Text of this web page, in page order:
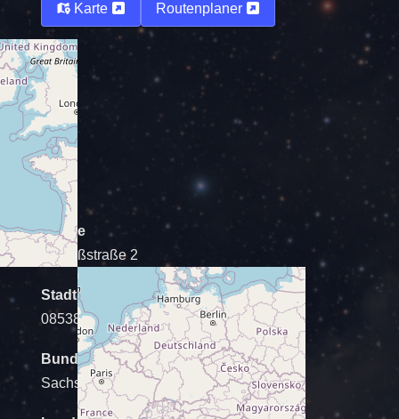
Karte Routenplaner
Straße
Schloßstraße 2
Stadt
08538 Geilsdorf
Bundesland
Sachsen